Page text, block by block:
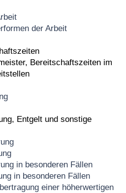
der Arbeit
Bereitschaftszeiten im
Entgelt und sonstige
in besonderen Fällen
in besonderen Fällen
einer höherwertigen